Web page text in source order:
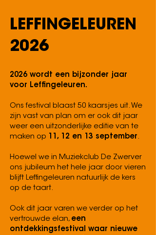
LEFFINGELEUREN
2026
2026 wordt een bijzonder jaar
voor Leffingeleuren.
Ons festival blaast 50 kaarsjes uit. We
zijn vast van plan om er ook dit jaar
weer een uitzonderlijke editie van te
maken op
11, 12 en 13 september.
Hoewel we in Muziekclub De Zwerver
ons jubileum het hele jaar door vieren
blijft Leffingeleuren natuurlijk de kers
op de taart.
Ook dit jaar varen we verder op het
vertrouwde elan, een
ontdekkingsfestival waar nieuwe